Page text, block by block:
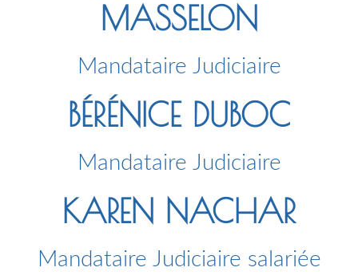
MASSELON
Mandataire Judiciaire
BÉRÉNICE DUBOC
Mandataire Judiciaire
KAREN NACHAR
Mandataire Judiciaire salariée